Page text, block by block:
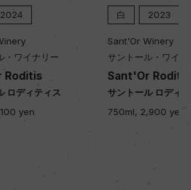
Sant'Or Winery
サントール・ワイナリー
Sant'Or Roditis
サントール ロディティス
750ml, 2,900 yen